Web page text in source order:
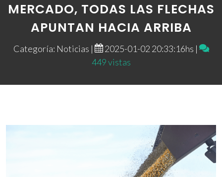
MERCADO, TODAS LAS FLECHAS
APUNTAN HACIA ARRIBA
Categoría: Noticias |
2025-01-02 20:33:16hs |
449 vistas